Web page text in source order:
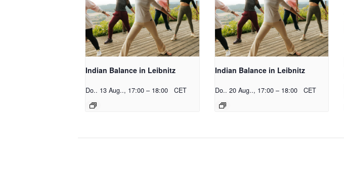
Indian Balance in Leibnitz
Do.. 13 Aug.., 17:00 – 18:00 CET
Indian Balance in Leibnitz
Do.. 20 Aug.., 17:00 – 18:00 CET